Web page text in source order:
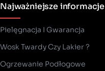
Najważniejsze informacje
Pielęgnacja I Gwarancja
Wosk Twardy Czy Lakier ?
­Ogrzewanie Podłogowe